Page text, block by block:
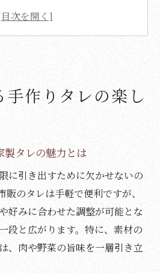
ピで風味豊かな味変を体験
ぎとにんにくを活かす方法
肉タレレシピのポイント
タレでコクと甘みをプラス
焼肉タレ人気レシピ
レシピで簡単手作りを実現
なタレの作り方を紹介
ピ簡単バリエーション集
作りタレの楽し
製タレの魅力とは
に引き出すために欠かせないの
販のタレは手軽で便利ですが、
好みに合わせた調整が可能とな
段と広がります。特に、素材の
、肉や野菜の旨味を一層引き立